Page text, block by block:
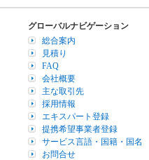
グローバルナビゲーション
総合案内
見積り
FAQ
会社概要
主な取引先
採用情報
エキスパート登録
提携希望事業者登録
サービス言語・国籍・国名
お問合せ